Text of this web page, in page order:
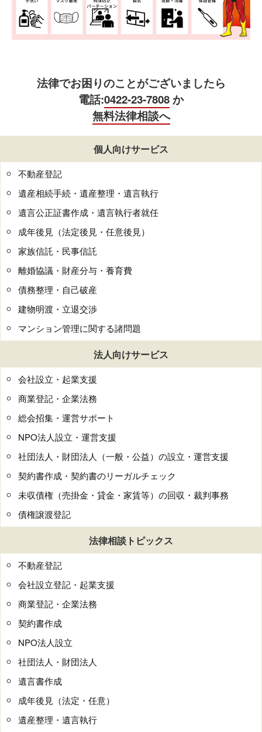
法律でお困りのことがございましたら
電話:0422-23-7808か
無料法律相談へ
個人向けサービス
不動産登記
遺産相続手続・遺産整理・遺言執行
遺言公正証書作成・遺言執行者就任
成年後見（法定後見・任意後見）
家族信託・民事信託
離婚協議・財産分与・養育費
債務整理・自己破産
建物明渡・立退交渉
マンション管理に関する諸問題
法人向けサービス
会社設立・起業支援
商業登記・企業法務
総会招集・運営サポート
NPO法人設立・運営支援
社団法人・財団法人（一般・公益）の設立・運営支援
契約書作成・契約書のリーガルチェック
未収債権（売掛金・貸金・家賃等）の回収・裁判事務
債権譲渡登記
法律相談トピックス
不動産登記
会社設立登記・起業支援
商業登記・企業法務
契約書作成
NPO法人設立
社団法人・財団法人
遺言書作成
成年後見（法定・任意）
遺産整理・遺言執行